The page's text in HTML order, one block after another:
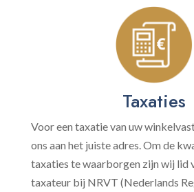
Taxaties
Voor een taxatie van uw
ons aan het juiste adres. Om de
taxaties te waarborgen zijn wij lid
taxateur bij NRVT (Nederlands